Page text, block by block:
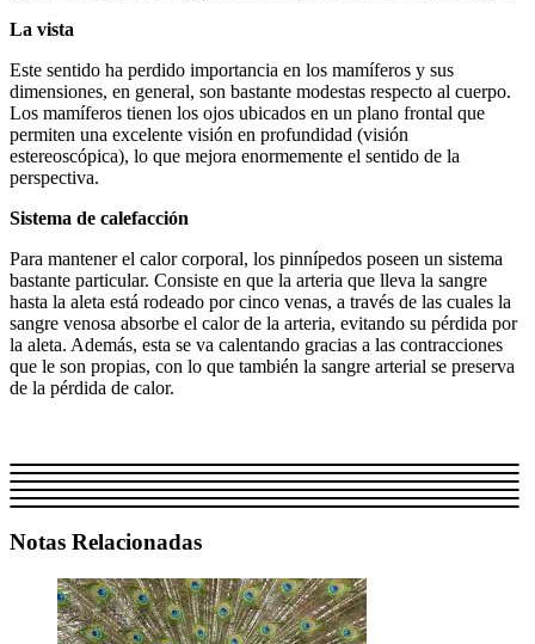
La vista
Este sentido ha perdido importancia en los mamíferos y sus
dimensiones, en general, son bastante modestas respecto al cuerpo.
Los mamíferos tienen los ojos ubicados en un plano frontal que
permiten una excelente visión en profundidad (visión
estereoscópica), lo que mejora enormemente el sentido de la
perspectiva.
Sistema de calefacción
Para mantener el calor corporal, los pinnípedos poseen un sistema
bastante particular. Consiste en que la arteria que lleva la sangre
hasta la aleta está rodeado por cinco venas, a través de las cuales la
sangre venosa absorbe el calor de la arteria, evitando su pérdida por
la aleta. Además, esta se va calentando gracias a las contracciones
que le son propias, con lo que también la sangre arterial se preserva
de la pérdida de calor.
Notas Relacionadas